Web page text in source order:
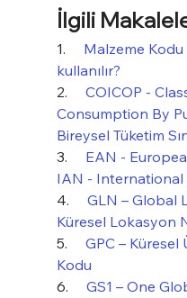
İlgili
1. Malzeme Kodu
kullanılır?
2. COICOP -
Consumption By
Bireysel Tüketim
3. EAN -
IAN -
4. GLN – Global
Küresel Lokasyon
5. GPC – Küresel
Kodu
6. GS1 – One